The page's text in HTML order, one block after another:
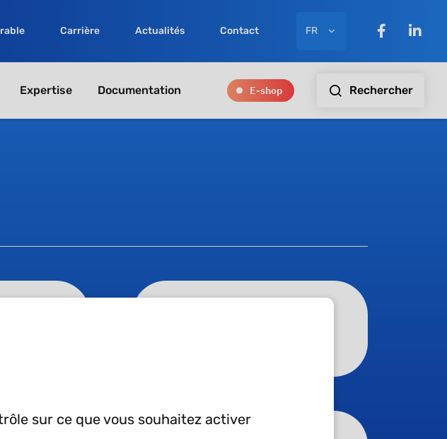
Carrière Actualités Contact FR
Expertise Documentation E-shop Rechercher
KB
ISO13485:2016 -
sur ce que vous souhaitez activer